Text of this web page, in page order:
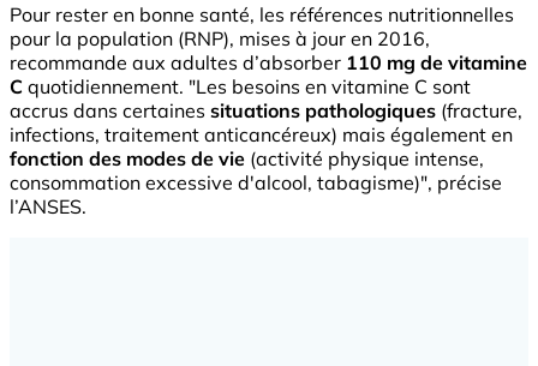
Pour rester en bonne santé, les références nutritionnelles
pour la population (RNP), mises à jour en 2016,
recommande aux adultes d’absorber 110 mg de vitamine
C quotidiennement. "Les besoins en vitamine C sont
accrus dans certaines situations pathologiques (fracture,
infections, traitement anticancéreux) mais également en
fonction des modes de vie (activité physique intense,
consommation excessive d'alcool, tabagisme)", précise
l’ANSES.